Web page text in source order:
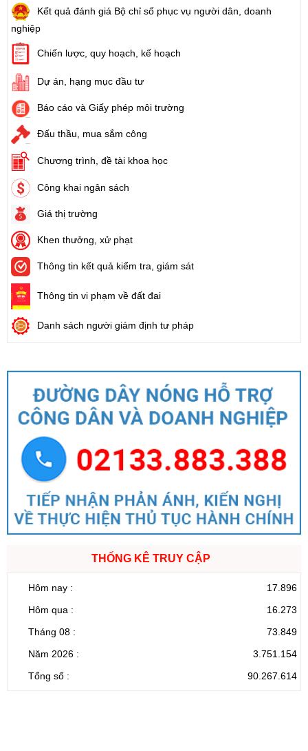
Kết quả đánh giá Bộ chỉ số phục vụ người dân, doanh
nghiệp
Chiến lược, quy hoạch, kế hoạch
Dự án, hạng mục đầu tư
Báo cáo và Giấy phép môi trường
Đấu thầu, mua sắm công
Chương trình, đề tài khoa học
Công khai ngân sách
Giá thị trường
Khen thưởng, xử phạt
Thông tin kết quả kiểm tra, giám sát
Thông tin vi phạm về đất đai
Danh sách người giám định tư pháp
THỐNG KÊ TRUY CẬP
Hôm nay :
17.896
Hôm qua :
16.273
Tháng 08 :
73.849
Năm 2026 :
3.751.154
Tổng số :
90.267.614